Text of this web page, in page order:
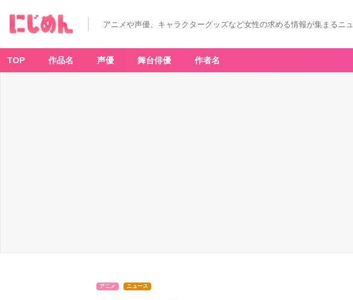
アニメや声優、キャラクターグッズなど女性の求める情報が集まるニ
TOP 作品名 声優 舞台俳優 作者名
アニメ ニュース